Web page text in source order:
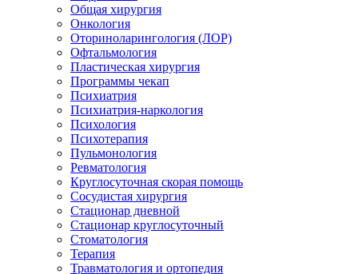
Общая хирургия
Онкология
Оториноларингология (ЛОР)
Офтальмология
Пластическая хирургия
Программы чекап
Психиатрия
Психиатрия-наркология
Психология
Психотерапия
Пульмонология
Ревматология
Круглосуточная скорая помощь
Сосудистая хирургия
Стационар дневной
Стационар круглосуточный
Стоматология
Терапия
Травматология и ортопедия